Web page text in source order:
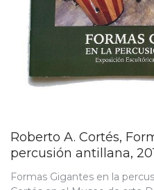
Roberto A. Cortés,
percusión antillana,
Formas Gigantes en la